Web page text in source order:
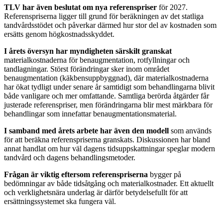
TLV har även beslutat om nya referenspriser för 2027.
Referenspriserna ligger till grund för beräkningen av det statliga
tandvårdsstödet och påverkar därmed hur stor del av kostnaden som
ersätts genom högkostnadsskyddet.
I årets översyn har myndigheten särskilt granskat
materialkostnaderna för benaugmentation, rotfyllningar och
tandlagningar. Störst förändringar sker inom området
benaugmentation (käkbensuppbyggnad), där materialkostnaderna
har ökat tydligt under senare år samtidigt som behandlingarna blivit
både vanligare och mer omfattande. Samtliga berörda åtgärder får
justerade referenspriser, men förändringarna blir mest märkbara för
behandlingar som innefattar benaugmentationsmaterial.
I samband med årets arbete har även den modell som används
för att beräkna referenspriserna granskats. Diskussionen har bland
annat handlat om hur väl dagens tidsuppskattningar speglar modern
tandvård och dagens behandlingsmetoder.
Frågan är viktig eftersom referenspriserna bygger på
bedömningar av både tidsåtgång och materialkostnader. Ett aktuellt
och verklighetsnära underlag är därför betydelsefullt för att
ersättningssystemet ska fungera väl.